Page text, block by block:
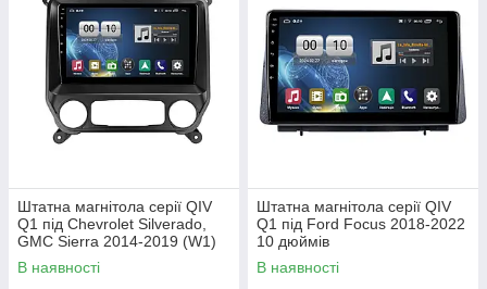
Штатна магнітола серії QIV
Q1 під Chevrolet Silverado,
GMC Sierra 2014-2019 (W1)
10 дюймів
В наявності
Штатна магнітола серії QIV
Q1 під Ford Focus 2018-2022
10 дюймів
В наявності